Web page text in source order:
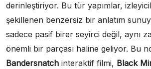
derinleştiriyor. Bu tür yapımlar,
şekillenen benzersiz bir anlatım
sadece pasif birer seyirci değil, aynı
önemli bir parçası haline geliyor. Bu
Bandersnatch interaktif filmi, Black